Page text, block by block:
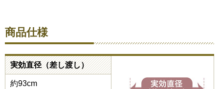
商品仕様
実効直径（差し渡し）
約93cm